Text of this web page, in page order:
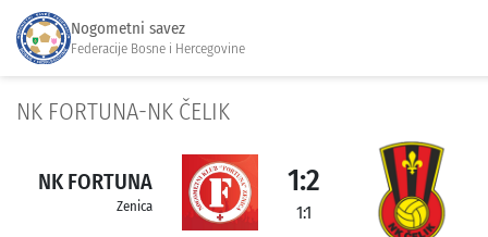
Nogometni savez
Federacije Bosne i Hercegovine
NK FORTUNA-NK ČELIK
NK FORTUNA
Zenica
1:2
1:1